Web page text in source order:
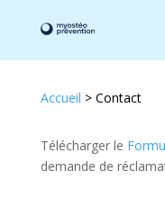
Accueil > Contact
Télécharger le
demande de